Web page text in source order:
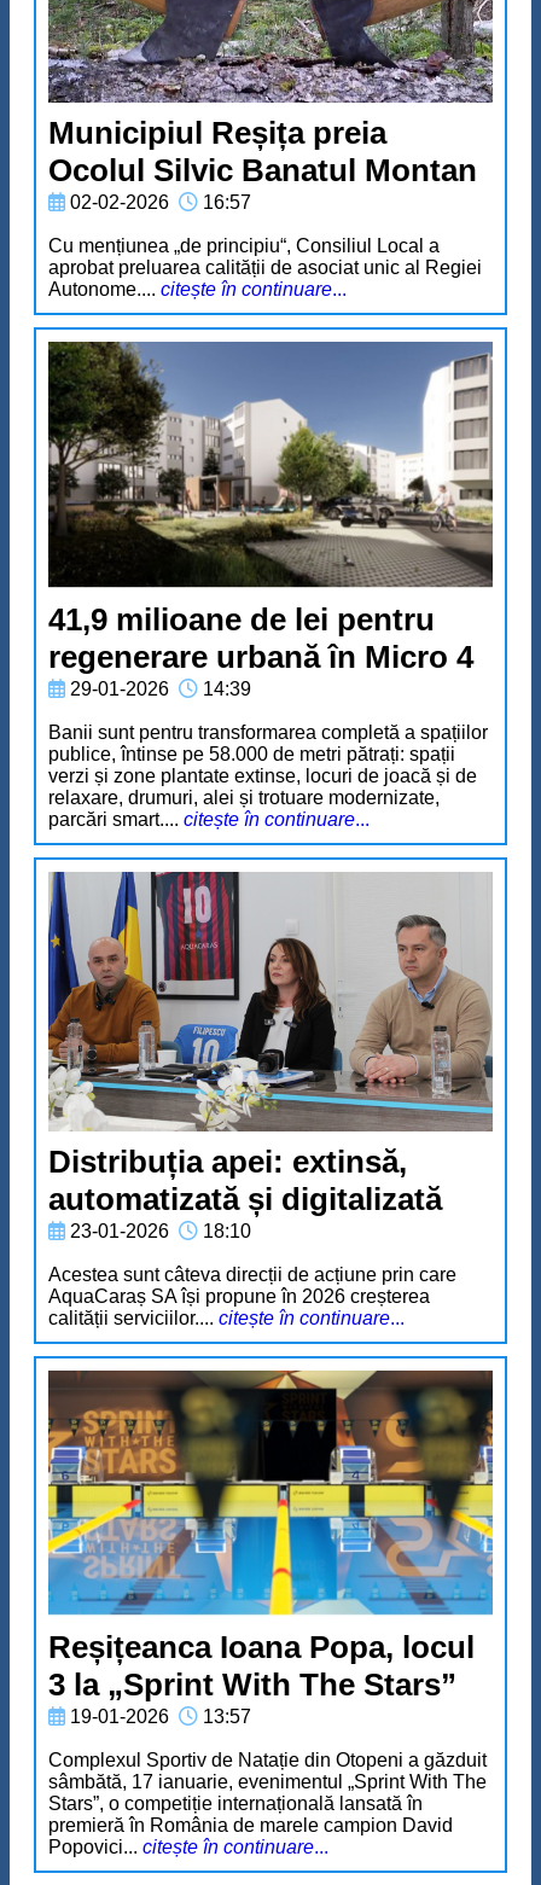
Municipiul Reșița preia
Ocolul Silvic Banatul Montan
02-02-2026 16:57
Cu mențiunea „de principiu“, Consiliul Local a
aprobat preluarea calității de asociat unic al Regiei
Autonome.... citește în continuare...
41,9 milioane de lei pentru
regenerare urbană în Micro 4
29-01-2026 14:39
Banii sunt pentru transformarea completă a spațiilor
publice, întinse pe 58.000 de metri pătrați: spații
verzi și zone plantate extinse, locuri de joacă și de
relaxare, drumuri, alei și trotuare modernizate,
parcări smart.... citește în continuare...
Distribuția apei: extinsă,
automatizată și digitalizată
23-01-2026 18:10
Acestea sunt câteva direcții de acțiune prin care
AquaCaraș SA își propune în 2026 creșterea
calității serviciilor.... citește în continuare...
Reșițeanca Ioana Popa, locul
3 la „Sprint With The Stars”
19-01-2026 13:57
Complexul Sportiv de Natație din Otopeni a găzduit
sâmbătă, 17 ianuarie, evenimentul „Sprint With The
Stars”, o competiție internațională lansată în
premieră în România de marele campion David
Popovici... citește în continuare...